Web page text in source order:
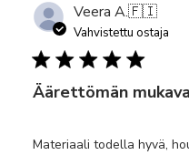
Veera A.🇫🇮
Vahvistettu ostaja
Äärettömän
Materiaali todella hyvä,